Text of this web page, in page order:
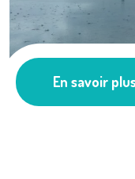
Un
Milieu
En savoir